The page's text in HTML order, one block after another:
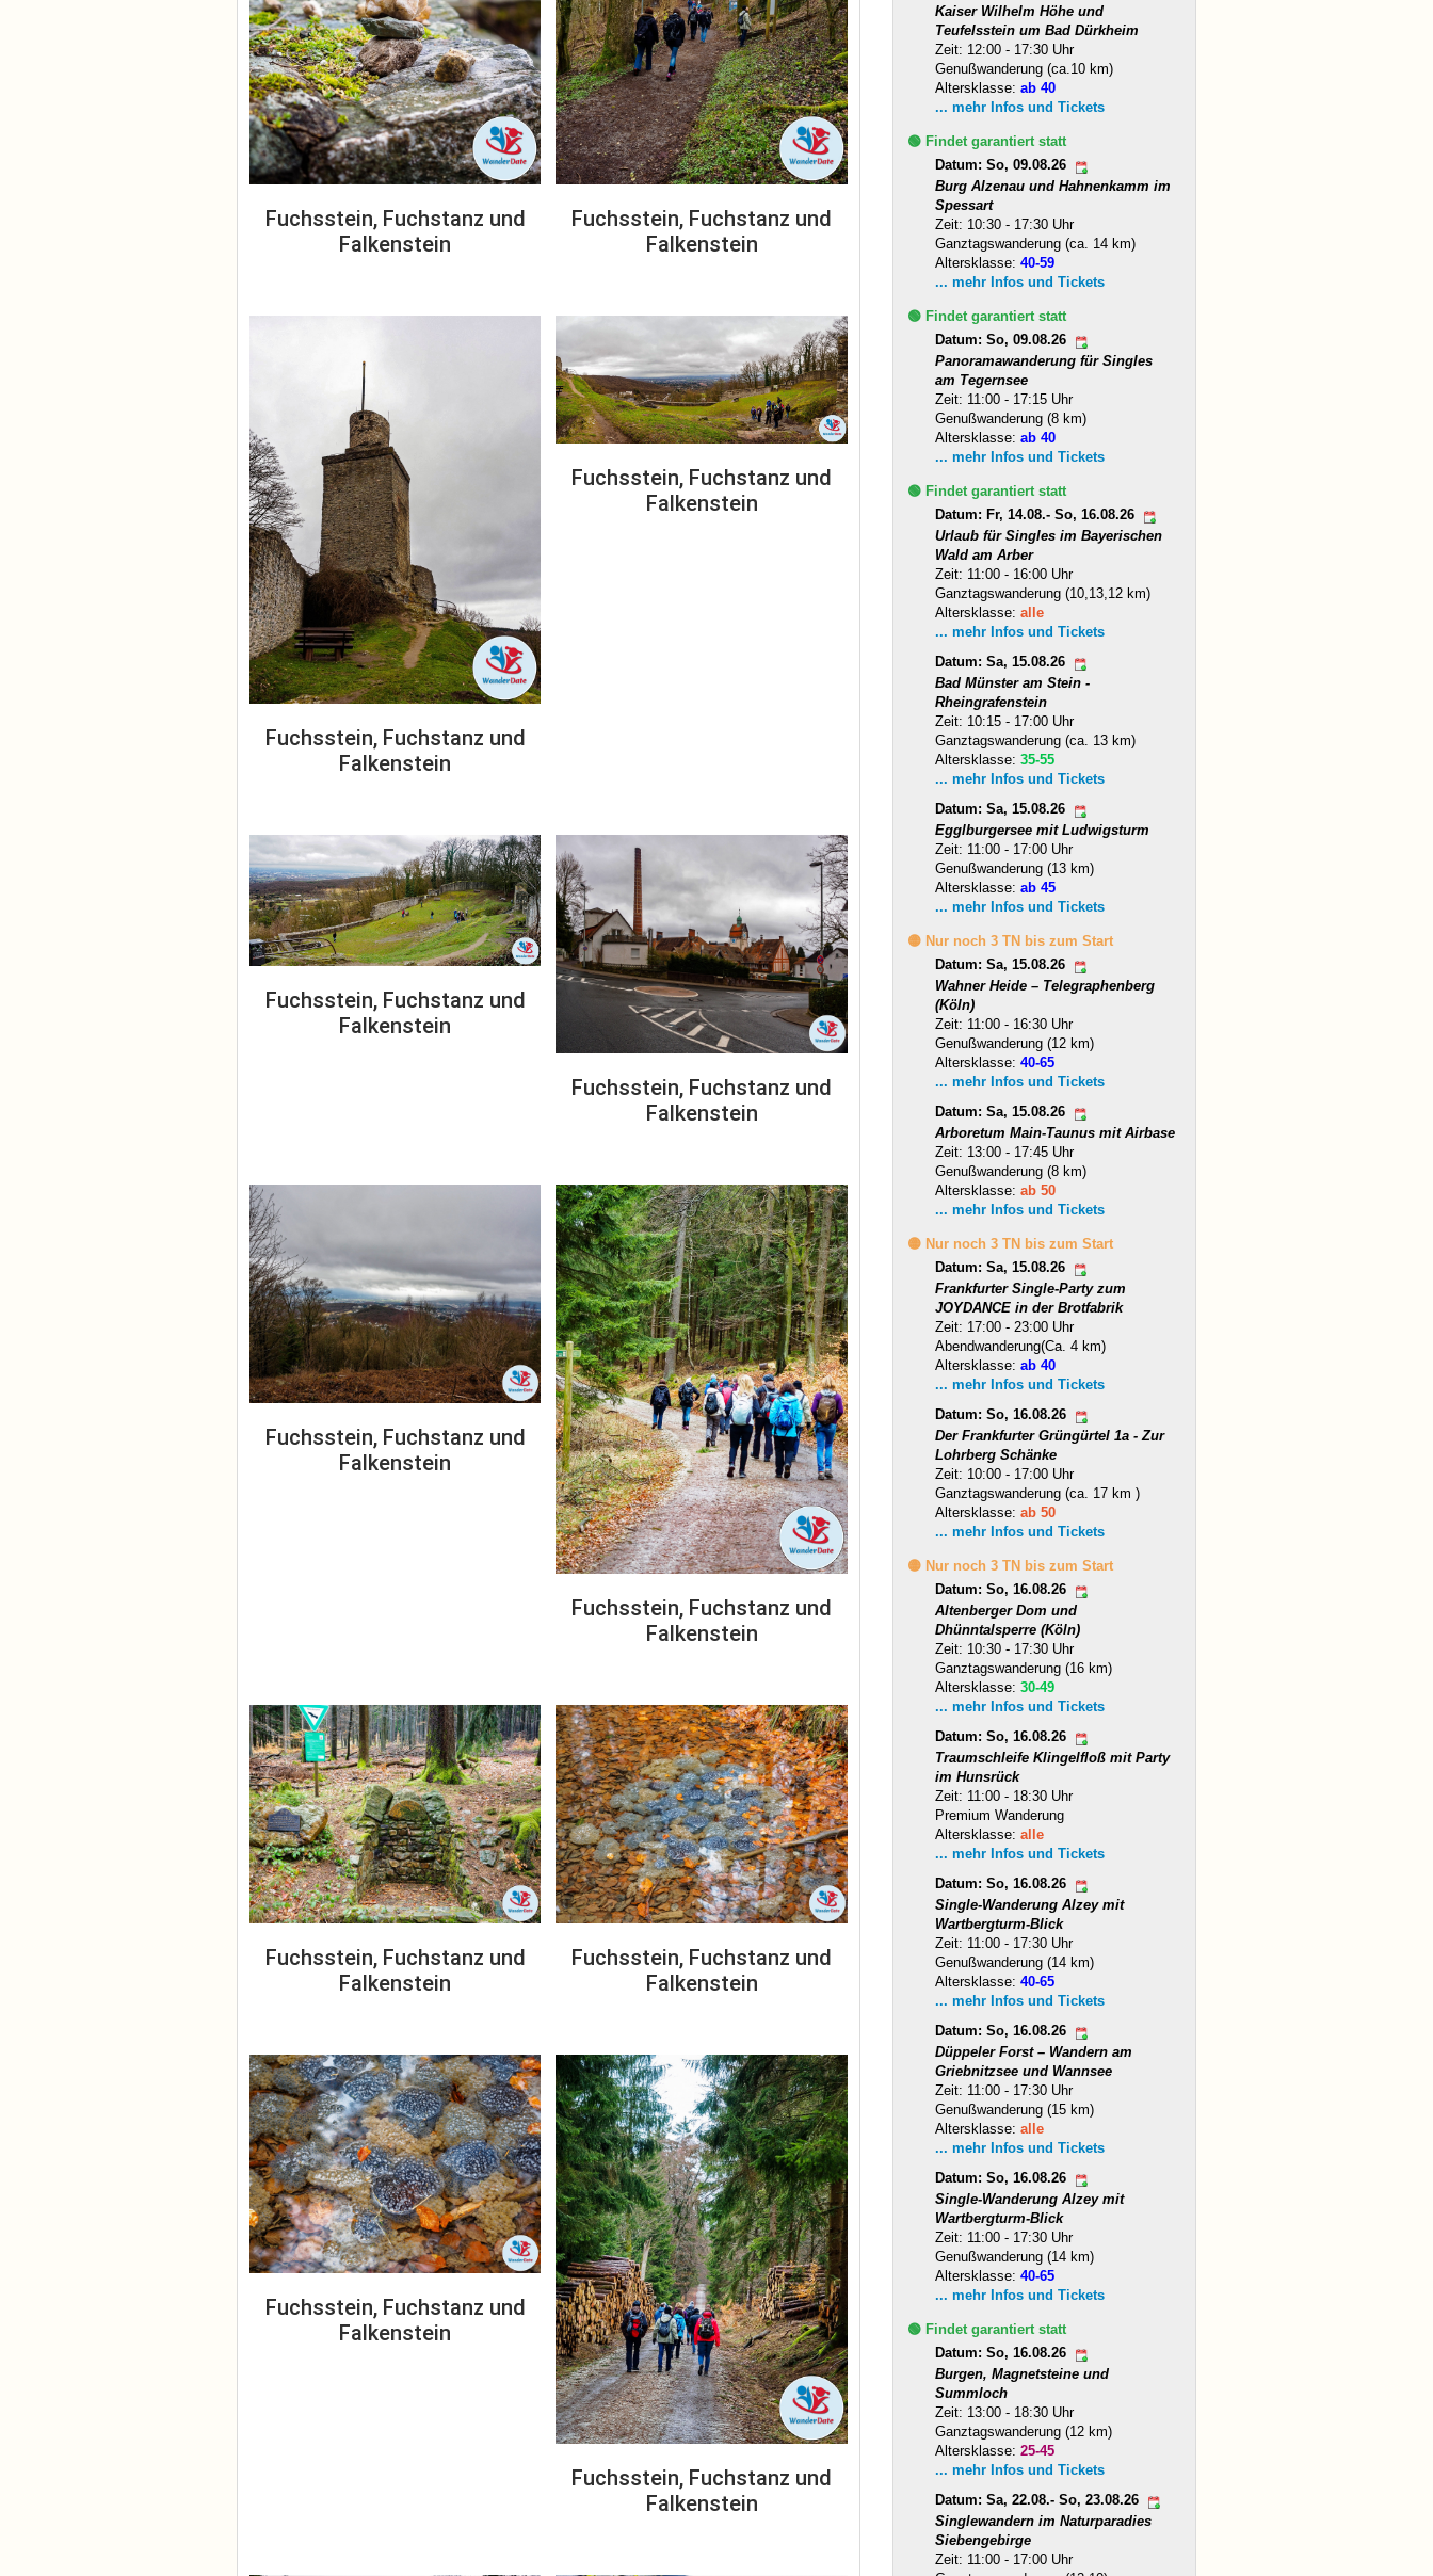
Fuchsstein, Fuchstanz und
Falkenstein
Fuchsstein, Fuchstanz und
Falkenstein
Fuchsstein, Fuchstanz und
Falkenstein
Fuchsstein, Fuchstanz und
Falkenstein
Fuchsstein, Fuchstanz und
Falkenstein
Fuchsstein, Fuchstanz und
Falkenstein
Fuchsstein, Fuchstanz und
Falkenstein
Fuchsstein, Fuchstanz und
Falkenstein
Fuchsstein, Fuchstanz und
Falkenstein
Fuchsstein, Fuchstanz und
Falkenstein
Fuchsstein, Fuchstanz und
Falkenstein
Fuchsstein, Fuchstanz und
Falkenstein
Kaiser Wilhelm Höhe und
Teufelsstein um Bad Dürkheim
Zeit: 12:00 - 17:30 Uhr
Genußwanderung (ca.10 km)
Altersklasse:ab 40
... mehr Infos und Tickets
🟢 Findet garantiert statt
Datum: So, 09.08.26
Burg Alzenau und Hahnenkamm im
Spessart
Zeit: 10:30 - 17:30 Uhr
Ganztagswanderung (ca. 14 km)
Altersklasse:40-59
... mehr Infos und Tickets
🟢 Findet garantiert statt
Datum: So, 09.08.26
Panoramawanderung für Singles
am Tegernsee
Zeit: 11:00 - 17:15 Uhr
Genußwanderung (8 km)
Altersklasse:ab 40
... mehr Infos und Tickets
🟢 Findet garantiert statt
Datum: Fr, 14.08.- So, 16.08.26
Urlaub für Singles im Bayerischen
Wald am Arber
Zeit: 11:00 - 16:00 Uhr
Ganztagswanderung (10,13,12 km)
Altersklasse:alle
... mehr Infos und Tickets
Datum: Sa, 15.08.26
Bad Münster am Stein -
Rheingrafenstein
Zeit: 10:15 - 17:00 Uhr
Ganztagswanderung (ca. 13 km)
Altersklasse:35-55
... mehr Infos und Tickets
Datum: Sa, 15.08.26
Egglburgersee mit Ludwigsturm
Zeit: 11:00 - 17:00 Uhr
Genußwanderung (13 km)
Altersklasse:ab 45
... mehr Infos und Tickets
🟡 Nur noch 3 TN bis zum Start
Datum: Sa, 15.08.26
Wahner Heide – Telegraphenberg
(Köln)
Zeit: 11:00 - 16:30 Uhr
Genußwanderung (12 km)
Altersklasse:40-65
... mehr Infos und Tickets
Datum: Sa, 15.08.26
Arboretum Main-Taunus mit Airbase
Zeit: 13:00 - 17:45 Uhr
Genußwanderung (8 km)
Altersklasse:ab 50
... mehr Infos und Tickets
🟡 Nur noch 3 TN bis zum Start
Datum: Sa, 15.08.26
Frankfurter Single-Party zum
JOYDANCE in der Brotfabrik
Zeit: 17:00 - 23:00 Uhr
Abendwanderung(Ca. 4 km)
Altersklasse:ab 40
... mehr Infos und Tickets
Datum: So, 16.08.26
Der Frankfurter Grüngürtel 1a - Zur
Lohrberg Schänke
Zeit: 10:00 - 17:00 Uhr
Ganztagswanderung (ca. 17 km )
Altersklasse:ab 50
... mehr Infos und Tickets
🟡 Nur noch 3 TN bis zum Start
Datum: So, 16.08.26
Altenberger Dom und
Dhünntalsperre (Köln)
Zeit: 10:30 - 17:30 Uhr
Ganztagswanderung (16 km)
Altersklasse:30-49
... mehr Infos und Tickets
Datum: So, 16.08.26
Traumschleife Klingelfloß mit Party
im Hunsrück
Zeit: 11:00 - 18:30 Uhr
Premium Wanderung
Altersklasse:alle
... mehr Infos und Tickets
Datum: So, 16.08.26
Single-Wanderung Alzey mit
Wartbergturm-Blick
Zeit: 11:00 - 17:30 Uhr
Genußwanderung (14 km)
Altersklasse:40-65
... mehr Infos und Tickets
Datum: So, 16.08.26
Düppeler Forst – Wandern am
Griebnitzsee und Wannsee
Zeit: 11:00 - 17:30 Uhr
Genußwanderung (15 km)
Altersklasse:alle
... mehr Infos und Tickets
Datum: So, 16.08.26
Single-Wanderung Alzey mit
Wartbergturm-Blick
Zeit: 11:00 - 17:30 Uhr
Genußwanderung (14 km)
Altersklasse:40-65
... mehr Infos und Tickets
🟢 Findet garantiert statt
Datum: So, 16.08.26
Burgen, Magnetsteine und
Summloch
Zeit: 13:00 - 18:30 Uhr
Ganztagswanderung (12 km)
Altersklasse:25-45
... mehr Infos und Tickets
Datum: Sa, 22.08.- So, 23.08.26
Singlewandern im Naturparadies
Siebengebirge
Zeit: 11:00 - 17:00 Uhr